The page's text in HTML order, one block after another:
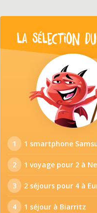
LA SÉLECTION
1 1 smartphone
2 1 voyage pour 2 à
3 2 séjours pour 4 à
4 1 séjour à Biarritz